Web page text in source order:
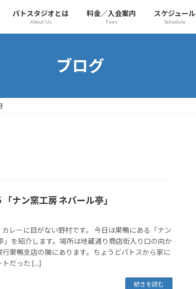
パトスタジオとは
About Us
料金／入会案内
Fees
スケジュール
Schedule
ブログ
ナン窯工房 ネパール亭」
カレーに目がない野村です。 今日は巣鴨にある「ナン
」を紹介します。場所は地蔵通り商店街入り口の向か
行巣鴨支店の隣にあります。ちょうどパトスから家に
トだった […]
続きを読む